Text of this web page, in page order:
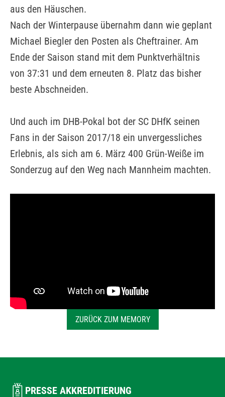
aus den Häuschen.
Nach der Winterpause übernahm dann wie geplant
Michael Biegler den Posten als Cheftrainer. Am
Ende der Saison stand mit dem Punktverhältnis
von 37:31 und dem erneuten 8. Platz das bisher
beste Abschneiden.
Und auch im DHB-Pokal bot der SC DHfK seinen
Fans in der Saison 2017/18 ein unvergessliches
Erlebnis, als sich am 6. März 400 Grün-Weiße im
Sonderzug auf den Weg nach Mannheim machten.
ZURÜCK ZUM MEMORY
PRESSE AKKREDITIERUNG